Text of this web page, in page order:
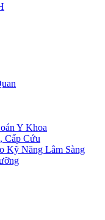
Y Khoa
Cấp Cứu
Kỹ Năng Lâm Sàng